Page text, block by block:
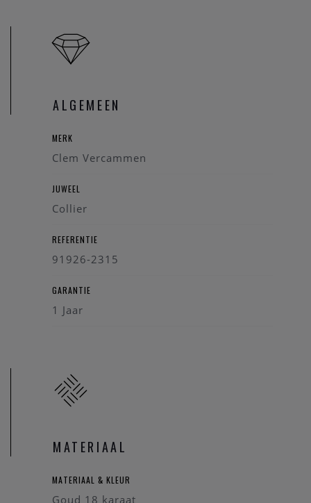
informatie? Aarzel niet om ons te
u graag verder.
ALGEMEEN
MERK
Clem Vercammen
JUWEEL
Collier
REFERENTIE
91926-2315
GARANTIE
1 Jaar
MATERIAAL
MATERIAAL & KLEUR
Goud 18 karaat